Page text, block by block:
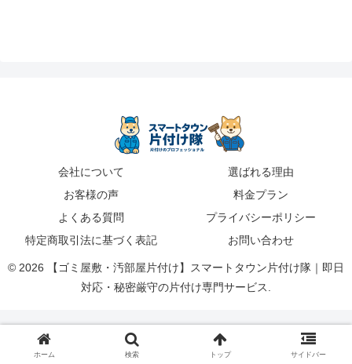
会社について
選ばれる理由
お客様の声
料金プラン
よくある質問
プライバシーポリシー
特定商取引法に基づく表記
お問い合わせ
© 2026 【ゴミ屋敷・汚部屋片付け】スマートタウン片付け隊｜即日
対応・秘密厳守の片付け専門サービス.
ホーム 検索 トップ サイドバー